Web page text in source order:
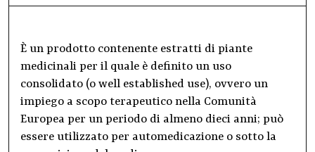
È un prodotto contenente estratti di piante
medicinali per il quale è definito un uso
consolidato (o well established use), ovvero un
impiego a scopo terapeutico nella Comunità
Europea per un periodo di almeno dieci anni; può
essere utilizzato per automedicazione o sotto la